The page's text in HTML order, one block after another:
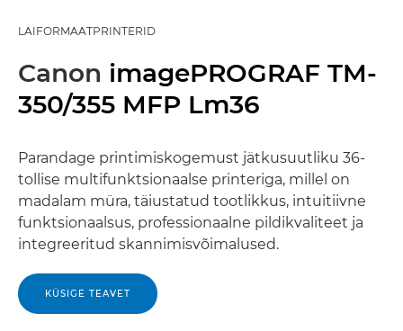
LAIFORMAATPRINTERID
Canon imagePROGRAF TM-
350/355 MFP Lm36
Parandage printimiskogemust jätkusuutliku 36-
tollise multifunktsionaalse printeriga, millel on
madalam müra, täiustatud tootlikkus, intuitiivne
funktsionaalsus, professionaalne pildikvaliteet ja
integreeritud skannimisvõimalused.
KÜSIGE TEAVET